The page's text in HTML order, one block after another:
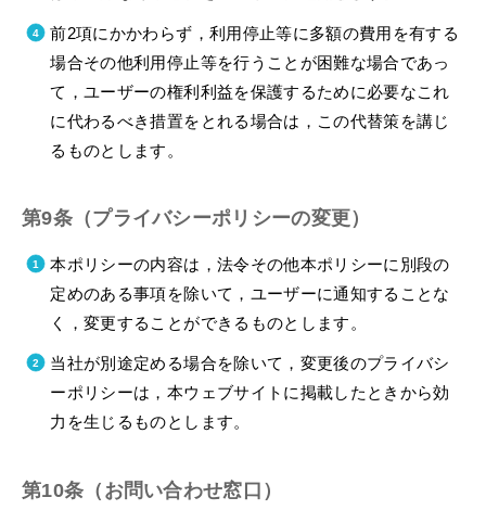
前2項にかかわらず，利用停止等に多額の費用を有する
場合その他利用停止等を行うことが困難な場合であっ
て，ユーザーの権利利益を保護するために必要なこれ
に代わるべき措置をとれる場合は，この代替策を講じ
るものとします。
第9条（プライバシーポリシーの変更）
本ポリシーの内容は，法令その他本ポリシーに別段の
定めのある事項を除いて，ユーザーに通知することな
く，変更することができるものとします。
当社が別途定める場合を除いて，変更後のプライバシ
ーポリシーは，本ウェブサイトに掲載したときから効
力を生じるものとします。
第10条（お問い合わせ窓口）